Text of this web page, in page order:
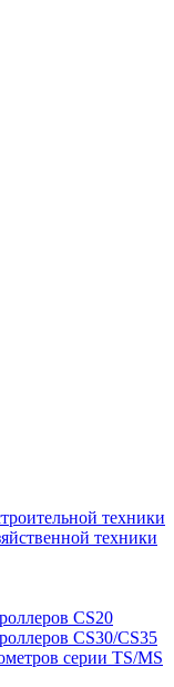
техники
техники
CS20
CS30/CS35
серии TS/MS